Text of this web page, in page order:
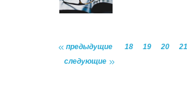
предыдущие 18 19 20
21
следующие